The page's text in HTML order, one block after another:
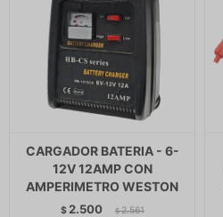
CARGADOR BATERIA - 6-
12V 12AMP CON
AMPERIMETRO WESTON
$ 2.500 $ 2.561